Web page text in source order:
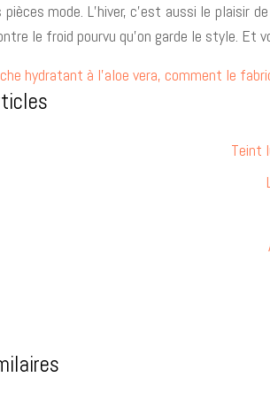
pièces mode. L’hiver, c’est aussi le
le froid pourvu qu’on garde le style. Et
hydratant à l’aloe vera, comment le
Teint